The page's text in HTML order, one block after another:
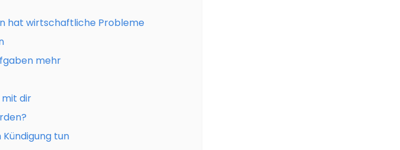
hat wirtschaftliche Probleme
mehr
dir
tun